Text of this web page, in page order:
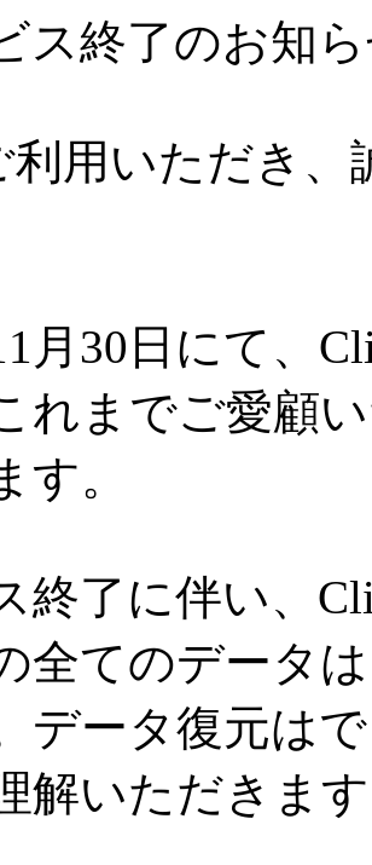
ス終了のお知
利用いただき
月30日にて、
れまでご愛顧
す。
終了に伴い、
全てのデータ
データ復元は
解いただきま